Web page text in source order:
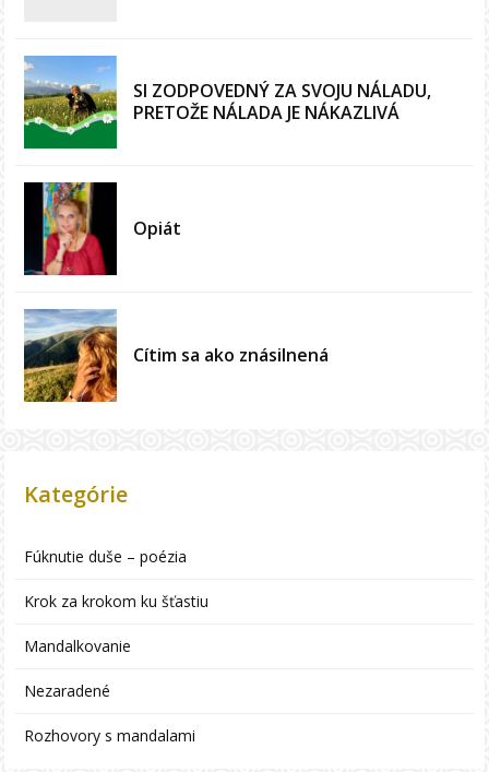
SI ZODPOVEDNÝ ZA SVOJU NÁLADU,
PRETOŽE NÁLADA JE NÁKAZLIVÁ
Opiát
Cítim sa ako znásilnená
Kategórie
Fúknutie duše – poézia
Krok za krokom ku šťastiu
Mandalkovanie
Nezaradené
Rozhovory s mandalami